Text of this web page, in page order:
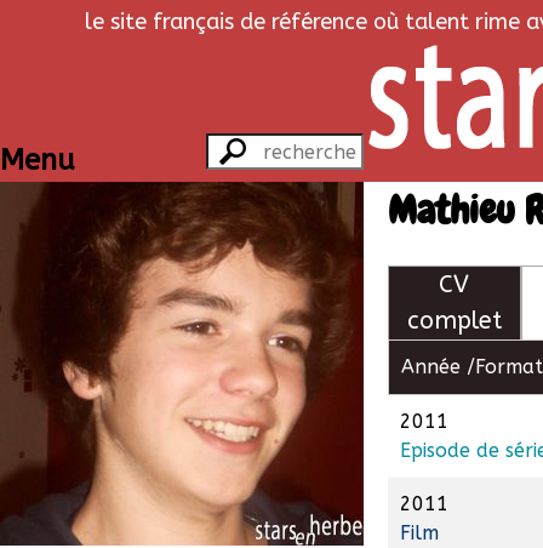
le site français de référence où talent rime
Menu
Mathieu
CV
complet
Année / Format
2011
Episode de
2011
Film